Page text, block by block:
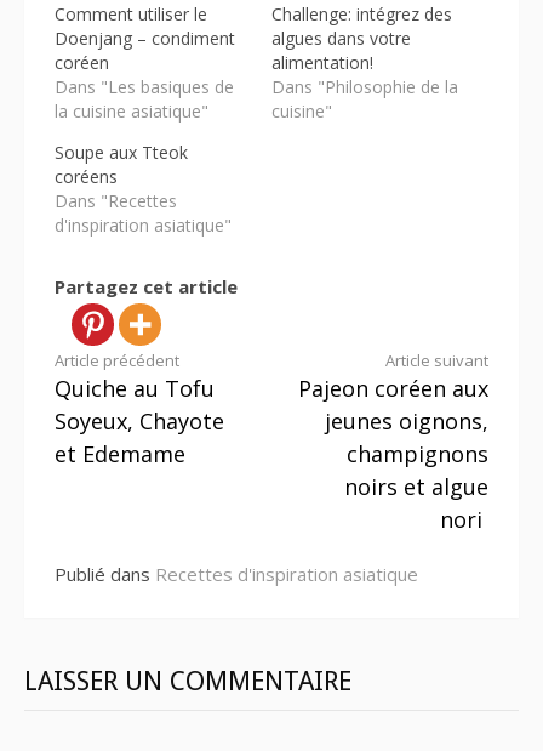
Comment utiliser le
Doenjang – condiment
coréen
Dans "Les basiques de
la cuisine asiatique"
Challenge: intégrez des
algues dans votre
alimentation!
Dans "Philosophie de la
cuisine"
Soupe aux Tteok
coréens
Dans "Recettes
d'inspiration asiatique"
Partagez cet article
Lire
la
suite
Article précédent
Quiche au Tofu
Soyeux, Chayote
et Edemame
Article suivant
Pajeon coréen aux
jeunes oignons,
champignons
noirs et algue
nori
Publié dans Recettes d'inspiration asiatique
LAISSER UN COMMENTAIRE